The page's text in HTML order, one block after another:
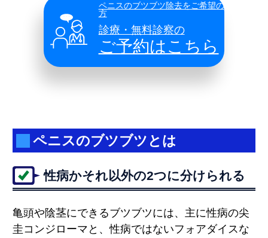
ペニスのブツブツ除去をご希望の
方
診療・無料診察の
ご予約はこちら
ペニスのブツブツとは
性病かそれ以外の2つに分けられる
亀頭や陰茎にできるブツブツには、主に性病の尖
圭コンジローマと、性病ではないフォアダイスな